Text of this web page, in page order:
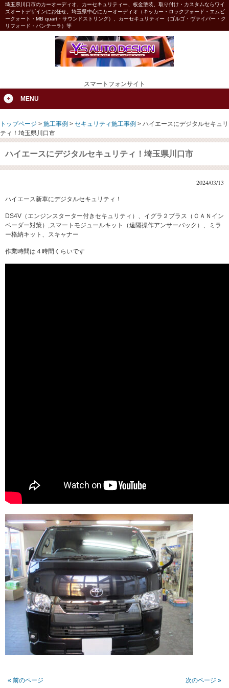
埼玉県川口市のカーオーディオ、カーセキュリティー、板金塗装、取り付け・カスタムならワイ
ズオートデザインにお任せ。埼玉県中心にカーオーディオ（キッカー・ロックフォード・エムビ
ークォート・MB quart・サウンドストリング）、カーセキュリティー（ゴルゴ・ヴァイパー・ク
リフォード・パンテーラ）等
スマートフォンサイト
MENU
トップページ > 施工事例 > セキュリティ施工事例 > ハイエースにデジタルセキュリ
ティ！埼玉県川口市
ハイエースにデジタルセキュリティ！埼玉県川口市
2024/03/13
ハイエース新車にデジタルセキュリティ！
DS4V（エンジンスターター付きセキュリティ）、イグラ２プラス（ＣＡＮイン
ベーダー対策）,スマートモジュールキット（遠隔操作アンサーバック）、ミラ
ー格納キット、スキャナー
作業時間は４時間くらいです
« 前のページ 次のページ »